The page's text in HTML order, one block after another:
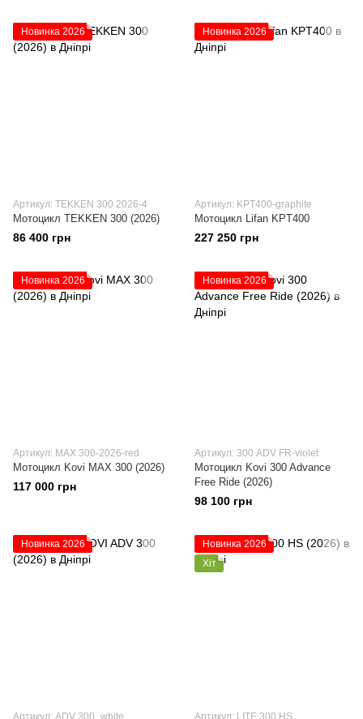
Новинка 2026
Артикул: TEKKEN 300 2026-4
Мотоцикл TEKKEN 300 (2026)
86 400 грн
Новинка 2026
Артикул: KPT400-graphite
Мотоцикл Lifan KPT400
227 250 грн
Новинка 2026
Артикул: MAX 300-2026-red
Мотоцикл Kovi MAX 300 (2026)
117 000 грн
Новинка 2026
Артикул: 300 ADV FR-violet
Мотоцикл Kovi 300 Advance
Free Ride (2026)
98 100 грн
Новинка 2026
Артикул: ADV 300_white
Новинка 2026
Хіт
Артикул: LITE 300 HS